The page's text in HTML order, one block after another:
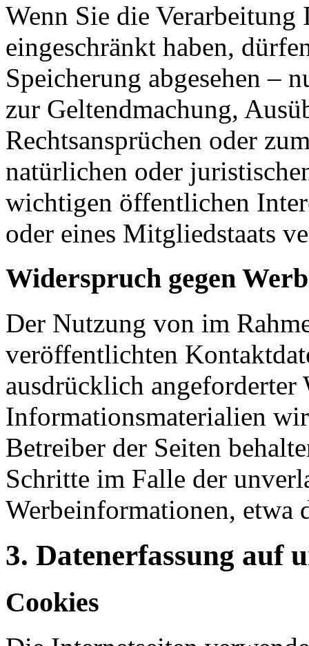
Wenn Sie die Verarbeitung
eingeschränkt haben,
Speicherung abgesehen
zur Geltendmachung,
Rechtsansprüchen oder
natürlichen oder
wichtigen öffentlichen
oder eines Mitgliedstaats
Widerspruch gegen
Der Nutzung von im
veröffentlichten
ausdrücklich angeforderter
Informationsmaterialien
Betreiber der Seiten
Schritte im Falle der
Werbeinformationen, etwa
3. Datenerfassung auf
Cookies